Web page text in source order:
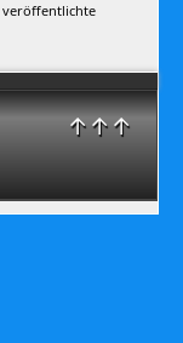
veröffentlichte
↑↑↑